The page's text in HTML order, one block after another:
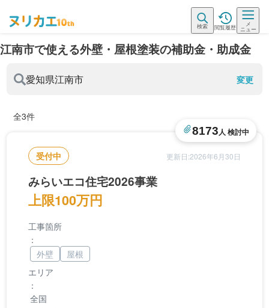
検索 閲覧履歴
メ
ニュー
江南市で使える外壁・屋根塗装の補助金・助成金
愛知県江南市 変更
全3件
受付中 更新日:2026年6月30日
みらいエコ住宅2026事業
上限100万円
8173人 検討中
エリア
：
全国
工事箇所
：
外壁
屋根